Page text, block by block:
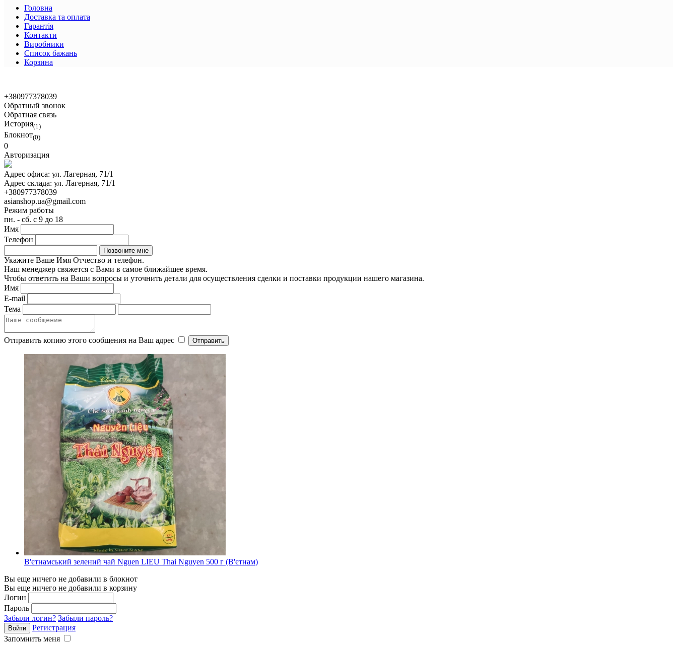
Головна
Доставка та оплата
Гарантія
Контакти
Виробники
Список бажань
Корзина
+380977378039
Обратный звонок
Обратная связь
История(1)
Блокнот(0)
0
Авторизация
Адрес офиса: ул. Лагерная, 71/1
Адрес склада: ул. Лагерная, 71/1
+380977378039
asianshop.ua@gmail.com
Режим работы
пн. - сб. с 9 до 18
Имя
Телефон
Укажите Ваше Имя Отчество и телефон.
Наш менеджер свяжется с Вами в самое ближайшее время.
Чтобы ответить на Ваши вопросы и уточнить детали для осуществления сделки и поставки продукции нашего магазина.
Имя
E-mail
Тема
Отправить копию этого сообщения на Ваш адрес
В'єтнамський зелений чай Nguen LIEU Thai Nguyen 500 г (В'єтнам)
Вы еще ничего не добавили в блокнот
Вы еще ничего не добавили в корзину
Логин
Пароль
Забыли логин? Забыли пароль?
Регистрация
Запомнить меня